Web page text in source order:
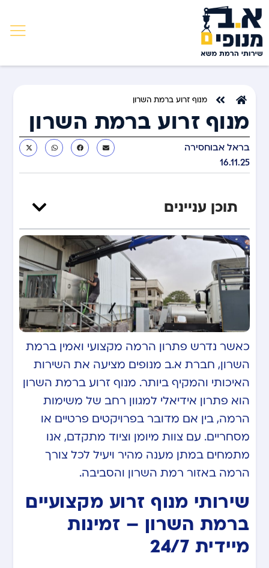
מנוף זרוע ברמת השרון
מנוף זרוע ברמת השרון
בראל אבוחסירה
16.11.25
תוכן עניינים
כאשר נדרש פתרון הרמה מקצועי ואמין ברמת
השרון, חברת א.ב מנופים מציעה את השירות
האיכותי והמקיף ביותר. מנוף זרוע ברמת השרון
הוא פתרון אידיאלי למגוון רחב של משימות
הרמה, בין אם מדובר בפרויקטים פרטיים או
מסחריים. עם צוות מיומן וציוד מתקדם, אנו
מתמחים במתן מענה מהיר ויעיל לכל צורך
הרמה באזור רמת השרון והסביבה.
שירותי מנוף זרוע מקצועיים
ברמת השרון – זמינות
מיידית 24/7